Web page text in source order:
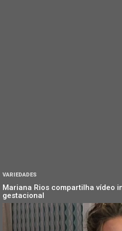
VARIEDADES
Mariana Rios compartilha vídeo
gestacional